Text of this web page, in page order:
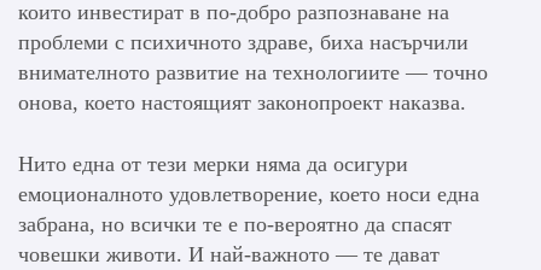
които инвестират в по-добро разпознаване на
проблеми с психичното здраве, биха насърчили
внимателното развитие на технологиите — точно
онова, което настоящият законопроект наказва.
Нито една от тези мерки няма да осигури
емоционалното удовлетворение, което носи една
забрана, но всички те е по-вероятно да спасят
човешки животи. И най-важното — те дават